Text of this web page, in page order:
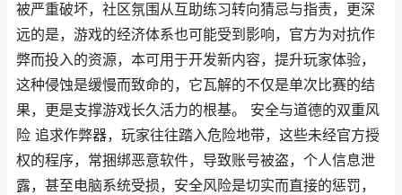
被严重破坏，社区氛围从互助练习转向猜忌与指责，更深
远的是，游戏的经济体系也可能受到影响，官方为对抗作
弊而投入的资源，本可用于开发新内容，提升玩家体验，
这种侵蚀是缓慢而致命的，它瓦解的不仅是单次比赛的结
果，更是支撑游戏长久活力的根基。 安全与道德的双重风
险 追求作弊器，玩家往往踏入危险地带，这些未经官方授
权的程序，常捆绑恶意软件，导致账号被盗，个人信息泄
露，甚至电脑系统受损，安全风险是切实而直接的惩罚，